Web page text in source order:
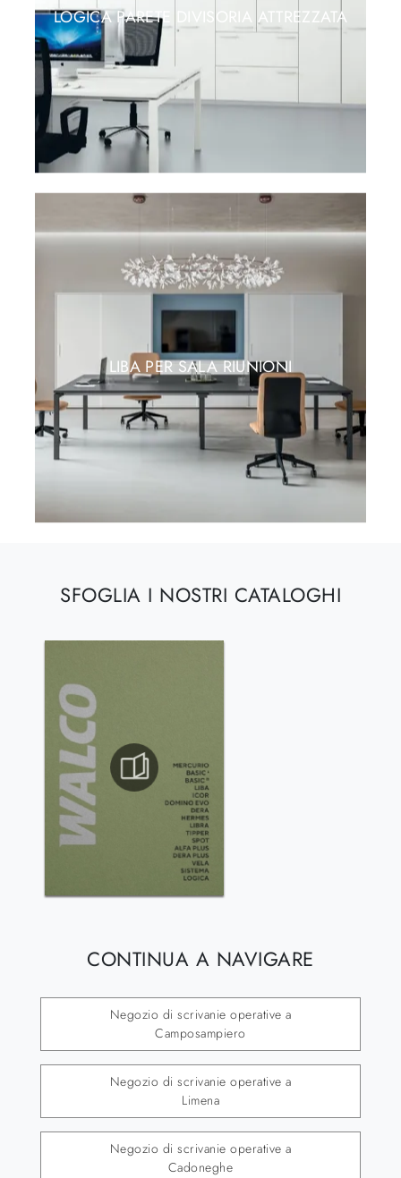
LOGICA PARETE DIVISORIA ATTREZZATA
LIBA PER SALA RIUNIONI
SFOGLIA I NOSTRI CATALOGHI
CONTINUA A NAVIGARE
Negozio di scrivanie operative a
Camposampiero
Negozio di scrivanie operative a
Limena
Negozio di scrivanie operative a
Cadoneghe